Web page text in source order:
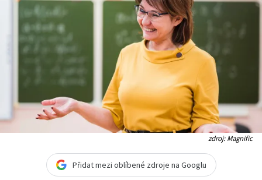
zdroj: Magnific
Přidat mezi oblíbené zdroje na Googlu